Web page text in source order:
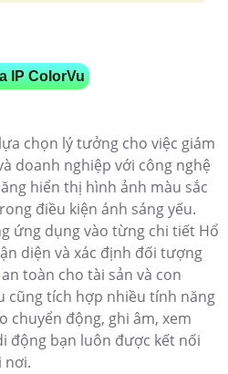
IP ColorVu
chọn lý tưởng cho việc giám
doanh nghiệp với công nghệ
hiển thị hình ảnh màu sắc
điều kiện ánh sáng yếu.
ứng dụng vào từng chi tiết Hổ
diện và xác định đối tượng
toàn cho tài sản và con
cũng tích hợp nhiều tính năng
chuyển động, ghi âm, xem
động bạn luôn được kết nối
nơi.